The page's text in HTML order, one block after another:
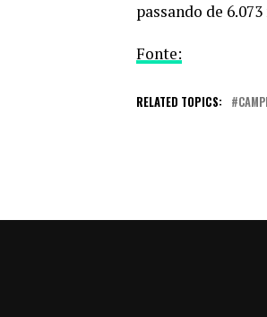
passando de
Fonte:
RELATED TOPICS: